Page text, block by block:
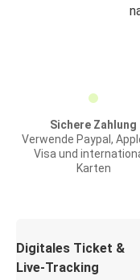
Sichere Zahlung
Verwende Paypal,
Visa und
Karten
Digitales Ticket &
Live-Tracking